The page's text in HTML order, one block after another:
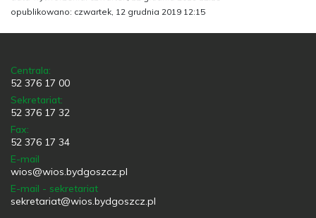
opublikowano: czwartek, 12 grudnia 2019 12:15
Centrala:
52 376 17 00
Sekretariat:
52 376 17 32
Fax:
52 376 17 34
E-mail
wios@wios.bydgoszcz.pl
E-mail - sekretariat
sekretariat@wios.bydgoszcz.pl